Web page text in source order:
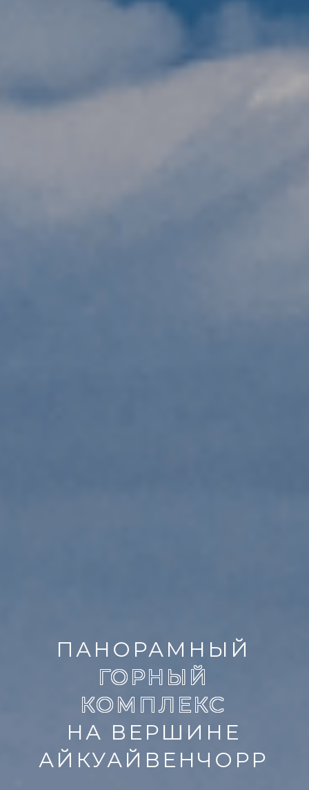
ПАНОРАМНЫЙ
ГОРНЫЙ
КОМПЛЕКС
НА ВЕРШИНЕ
АЙКУАЙВЕНЧОРР